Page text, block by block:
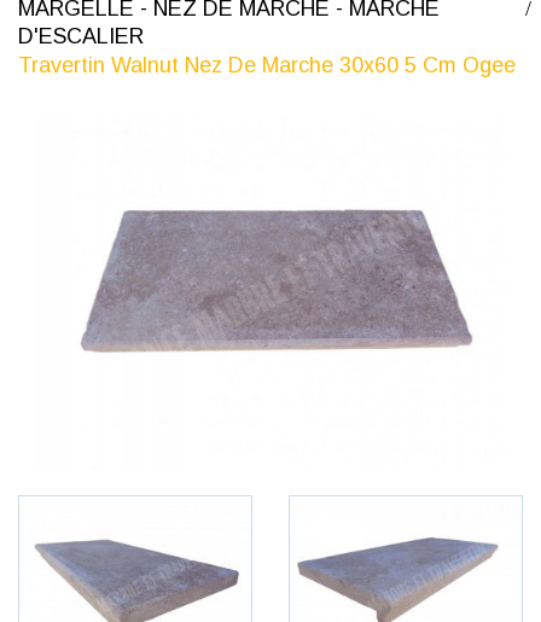
MARGELLE - NEZ DE MARCHE - MARCHE
D'ESCALIER
Travertin Walnut Nez De Marche 30x60 5 Cm Ogee